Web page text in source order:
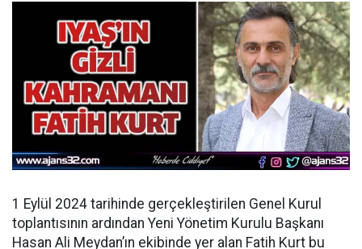
1 Eylül 2024 tarihinde gerçekleştirilen Genel Kurul
toplantısının ardından Yeni Yönetim Kurulu Başkanı
Hasan Ali Meydan’ın ekibinde yer alan Fatih Kurt bu